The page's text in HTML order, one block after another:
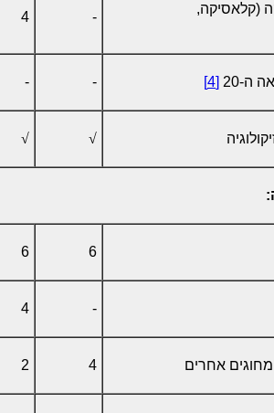
(קלאסיקה,
-
4
ה-20 [4]
-
-
√
√
6
6
-
4
אחרים 4
2